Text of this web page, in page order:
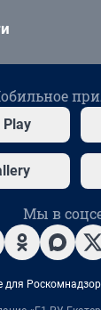
Play
Мы в
для